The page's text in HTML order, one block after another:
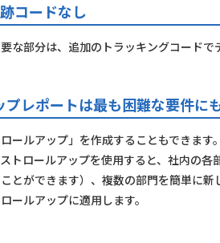
コードなし
な部分は、追加のトラッキングコード
プレポートは最も困難な要件に
ロールアップ」を作成することもできま
トロールアップを使用すると、社内の
とができます）、複数の部門を簡単に
ールアップに適用します。